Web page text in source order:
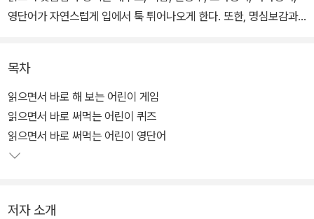
영단어가 자연스럽게 입에서 툭 튀어나오게 한다. 또한, 명심보감과
목차
읽으면서 바로 해 보는 어린이 게임
읽으면서 바로 써먹는 어린이 퀴즈
읽으면서 바로 써먹는 어린이 영단어
저자 소개